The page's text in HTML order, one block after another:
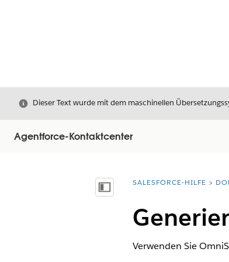
Schließen
Dieser Text wurde mit dem maschinellen
Agentforce-Kontaktcenter
Inhalt anzeigenSie befinden sich hier:
SALESFORCE-HILFE
Verwenden Sie